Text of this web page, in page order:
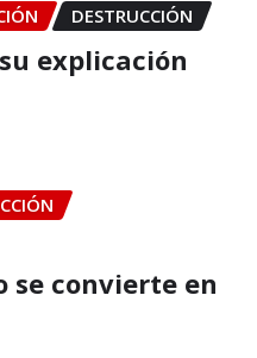
DESTRUCCIÓN
explicación
se convierte en